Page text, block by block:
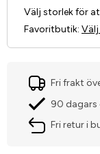
Välj storlek för
Favoritbutik:
Fri frakt
90 dagars
Fri retur i